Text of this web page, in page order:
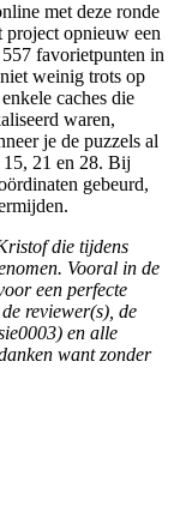
met deze ronde
opnieuw een
favorietpunten in
weinig trots op
caches die
waren,
je de puzzels al
21 en 28. Bij
gebeurd,
die tijdens
Vooral in de
een perfecte
reviewer(s), de
en alle
want zonder